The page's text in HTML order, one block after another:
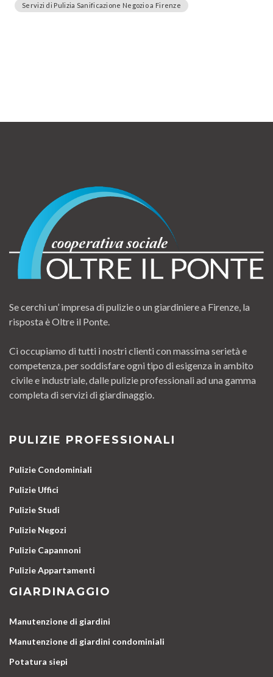
Servizi di Pulizia Sanificazione Negozio a Firenze
Se cerchi un’ impresa di pulizie o un giardiniere a Firenze, la
risposta è Oltre il Ponte.
Ci occupiamo di tutti i nostri clienti con massima serietà e
competenza, per soddisfare ogni tipo di esigenza in ambito
civile e industriale, dalle pulizie professionali ad una gamma
completa di servizi di giardinaggio.
PULIZIE PROFESSIONALI
Pulizie Condominiali
Pulizie Uffici
Pulizie Studi
Pulizie Negozi
Pulizie Capannoni
Pulizie Appartamenti
GIARDINAGGIO
Manutenzione di giardini
Manutenzione di giardini condominiali
Potatura siepi